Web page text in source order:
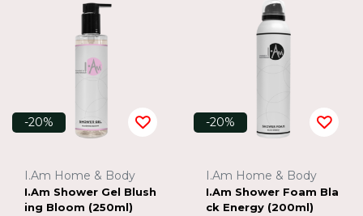
-20%
I.Am Home & Body
I.Am Shower Gel Blush
ing Bloom (250ml)
-20%
I.Am Home & Body
I.Am Shower Foam Bla
ck Energy (200ml)